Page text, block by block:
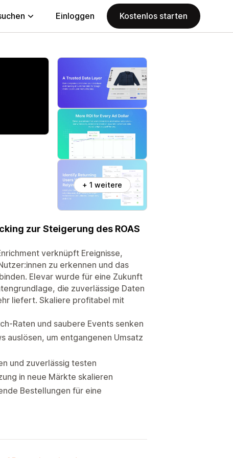
Einloggen Kostenlos starten
+ 1 weitere
zur Steigerung des ROAS
verknüpft Ereignisse,
zu erkennen und das
Elevar wurde für eine Zukunft
die zuverlässige Daten
liefert. Skaliere profitabel mit
Raten und saubere Events senken
auslösen, um entgangenen Umsatz
und zuverlässig testen
in neue Märkte skalieren
Bestellungen für eine